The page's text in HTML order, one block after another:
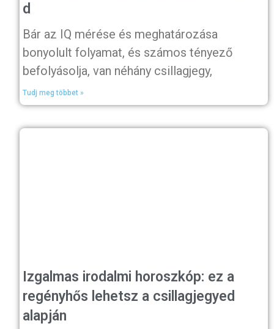
d
Bár az IQ mérése és meghatározása
bonyolult folyamat, és számos tényező
befolyásolja, van néhány csillagjegy,
Tudj meg többet »
Izgalmas irodalmi horoszkóp: ez a
regényhős lehetsz a csillagjegyed
alapján